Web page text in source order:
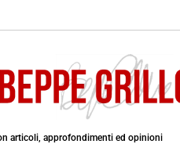
articoli, approfondimenti ed opinioni